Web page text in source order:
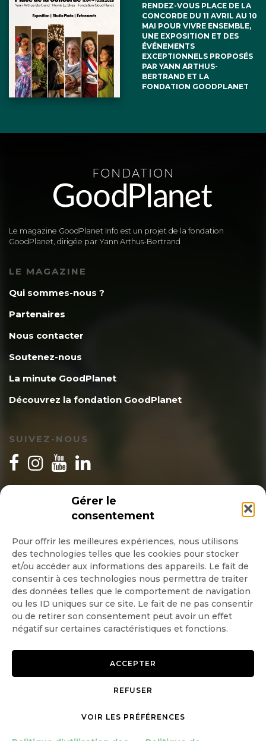
Gérer le
consentement
Pour offrir les meilleures expériences, nous utilisons
des technologies telles que les cookies pour stocker
et/ou accéder aux informations des appareils. Le fait de
consentir à ces technologies nous permettra de traiter
des données telles que le comportement de navigation
ou les ID uniques sur ce site. Le fait de ne pas consentir
ou de retirer son consentement peut avoir un effet
négatif sur certaines caractéristiques et fonctions.
ACCEPTER
REFUSER
VOIR LES PRÉFÉRENCES
RENDEZ-VOUS PLACE DE LA
CONCORDE DU 11 AVRIL AU 10
MAI POUR VIVRE ENSEMBLE,
UNE EXPOSITION ET DES
ÉVÉNEMENTS
EXCEPTIONNELS PROPOSÉS
PAR YANN ARTHUS-
BERTRAND ET LA
FONDATION GOODPLANET
Le magazine GoodPlanet Info est un projet de la fondation
GoodPlanet, dirigée par Yann Arthus-Bertrand
LE MAGAZINE
Qui sommes-nous ?
Partenaires
Nous contacter
Soutenez-nous
La minute GoodPlanet
Découvrez la fondation GoodPlanet
SUIVEZ-NOUS
INSCRIPTION NEWSLETTER
Quotidienne
Hebdo
OK
Politique de confidentialité